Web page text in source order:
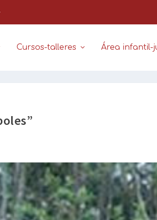
Cursos-talleres Área infantil-